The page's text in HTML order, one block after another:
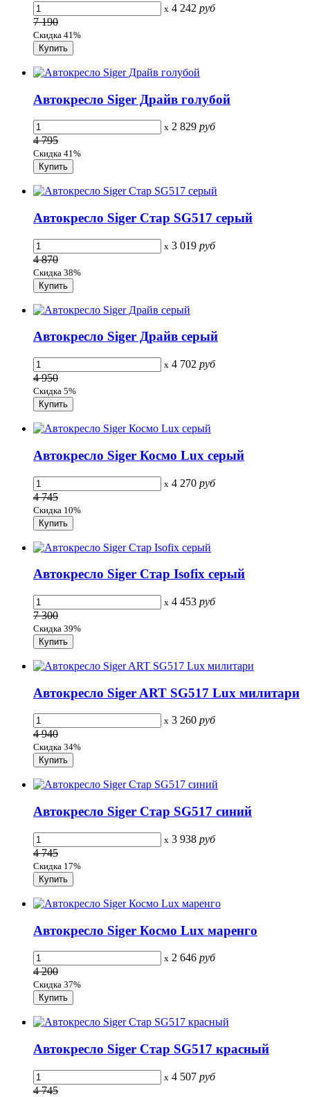
x 4 242 руб
7 190
Скидка 41%
Автокресло Siger Драйв голубой
x 2 829 руб
4 795
Скидка 41%
Автокресло Siger Стар SG517 серый
x 3 019 руб
4 870
Скидка 38%
Автокресло Siger Драйв серый
x 4 702 руб
4 950
Скидка 5%
Автокресло Siger Космо Lux серый
x 4 270 руб
4 745
Скидка 10%
Автокресло Siger Стар Isofix серый
x 4 453 руб
7 300
Скидка 39%
Автокресло Siger ART SG517 Lux милитари
x 3 260 руб
4 940
Скидка 34%
Автокресло Siger Стар SG517 синий
x 3 938 руб
4 745
Скидка 17%
Автокресло Siger Космо Lux маренго
x 2 646 руб
4 200
Скидка 37%
Автокресло Siger Стар SG517 красный
x 4 507 руб
4 745